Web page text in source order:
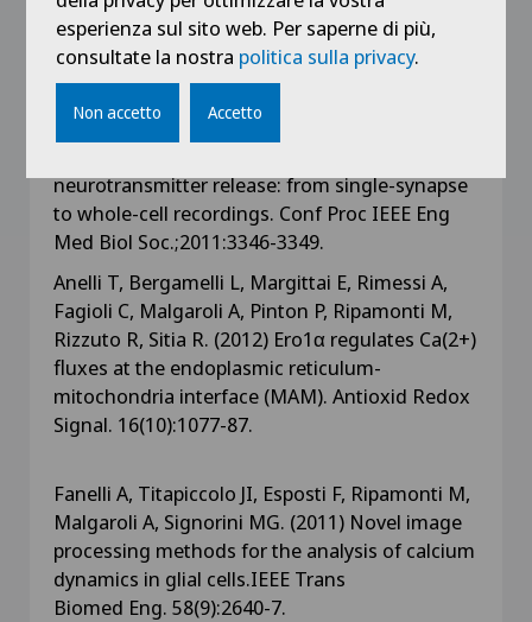
feasibility study. Comput Intell Neurosci.
704673: 1-9
Lamanna J, Esposti F, Malgaroli A, Signorini MG.
neurotransmitter release: from single-synapse
to whole-cell recordings. Conf Proc IEEE Eng
Med Biol Soc.;2011:3346-3349.
Anelli T, Bergamelli L, Margittai E, Rimessi A,
Fagioli C, Malgaroli A, Pinton P, Ripamonti M,
Rizzuto R, Sitia R. (2012) Ero1α regulates Ca(2+)
fluxes at the endoplasmic reticulum-
mitochondria interface (MAM). Antioxid Redox
Signal. 16(10):1077-87.
Fanelli A, Titapiccolo JI, Esposti F, Ripamonti M,
Malgaroli A, Signorini MG. (2011) Novel image
processing methods for the analysis of calcium
dynamics in glial cells.IEEE Trans
Biomed Eng. 58(9):2640-7.
esperienza sul sito web. Per saperne di più,
consultate la nostra politica sulla privacy.
Non accetto Accetto